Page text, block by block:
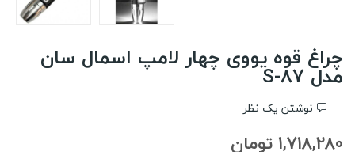
چراغ قوه یووی چهار لامپ اسمال سان
مدل S-87
نوشتن یک نظر
1,718,280 تومان